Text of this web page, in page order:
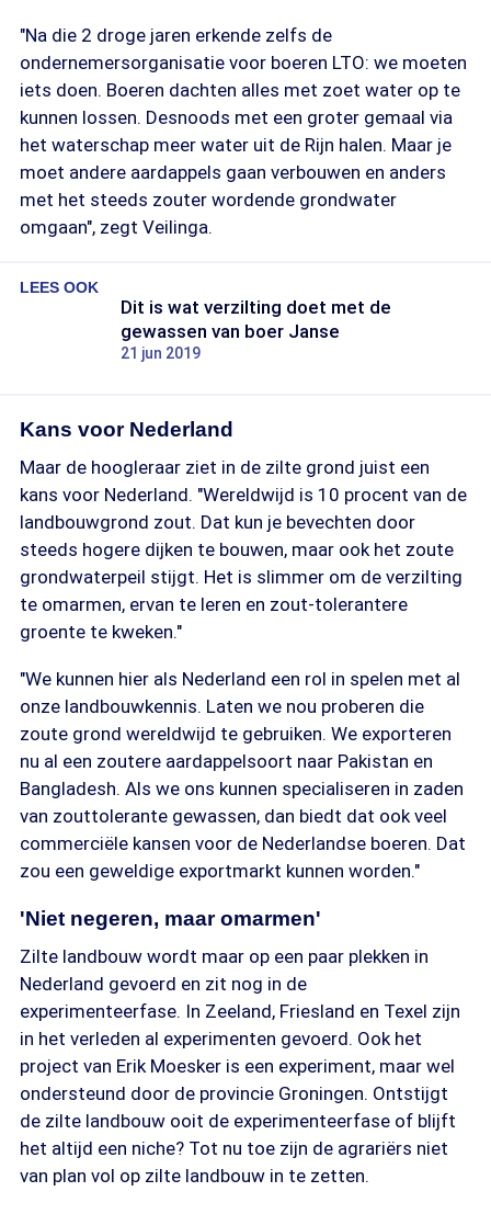
"Na die 2 droge jaren erkende zelfs de
ondernemersorganisatie voor boeren LTO: we moeten
iets doen. Boeren dachten alles met zoet water op te
kunnen lossen. Desnoods met een groter gemaal via
het waterschap meer water uit de Rijn halen. Maar je
moet andere aardappels gaan verbouwen en anders
met het steeds zouter wordende grondwater
omgaan", zegt Veilinga.
LEES OOK
Dit is wat verzilting doet met de
gewassen van boer Janse
21 jun 2019
Kans voor Nederland
Maar de hoogleraar ziet in de zilte grond juist een
kans voor Nederland. "Wereldwijd is 10 procent van de
landbouwgrond zout. Dat kun je bevechten door
steeds hogere dijken te bouwen, maar ook het zoute
grondwaterpeil stijgt. Het is slimmer om de verzilting
te omarmen, ervan te leren en zout-tolerantere
groente te kweken."
"We kunnen hier als Nederland een rol in spelen met al
onze landbouwkennis. Laten we nou proberen die
zoute grond wereldwijd te gebruiken. We exporteren
nu al een zoutere aardappelsoort naar Pakistan en
Bangladesh. Als we ons kunnen specialiseren in zaden
van zouttolerante gewassen, dan biedt dat ook veel
commerciële kansen voor de Nederlandse boeren. Dat
zou een geweldige exportmarkt kunnen worden."
'Niet negeren, maar omarmen'
Zilte landbouw wordt maar op een paar plekken in
Nederland gevoerd en zit nog in de
experimenteerfase. In Zeeland, Friesland en Texel zijn
in het verleden al experimenten gevoerd. Ook het
project van Erik Moesker is een experiment, maar wel
ondersteund door de provincie Groningen. Ontstijgt
de zilte landbouw ooit de experimenteerfase of blijft
het altijd een niche? Tot nu toe zijn de agrariërs niet
van plan vol op zilte landbouw in te zetten.